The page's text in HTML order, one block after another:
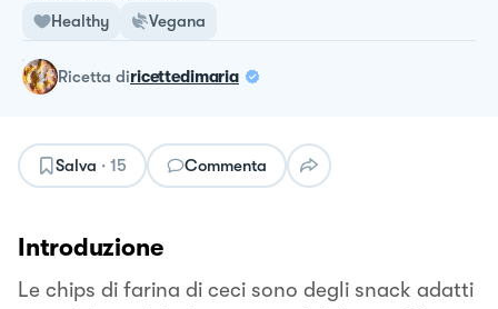
Healthy Vegana
ricetta diricettedimaria
Salva · 15 Commenta
Introduzione
Le chips di farina di ceci sono degli snack adatti